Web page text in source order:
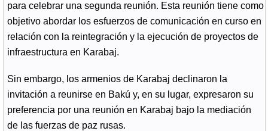
para celebrar una segunda reunión. Esta reunión tiene como
objetivo abordar los esfuerzos de comunicación en curso en
relación con la reintegración y la ejecución de proyectos de
infraestructura en Karabaj.
Sin embargo, los armenios de Karabaj declinaron la
invitación a reunirse en Bakú y, en su lugar, expresaron su
preferencia por una reunión en Karabaj bajo la mediación
de las fuerzas de paz rusas.